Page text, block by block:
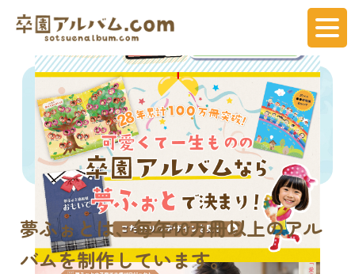
夢ふぉとは、毎年10万冊以上のアル
バムを制作しています。